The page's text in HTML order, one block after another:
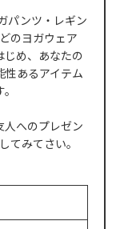
パンツ・レギン
のヨガウェア
じめ、あなたの
性あるアイテム
。
人へのプレゼン
てみてさい。